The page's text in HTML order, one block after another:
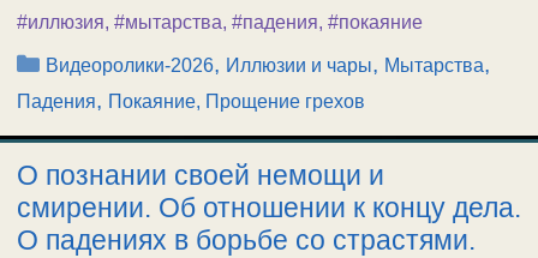
#иллюзия, #мытарства, #падения, #покаяние
Рубрики
Видеоролики-2026, Иллюзии и чары, Мытарства,
Падения, Покаяние, Прощение грехов
О познании своей немощи и
смирении. Об отношении к концу дела.
О падениях в борьбе со страстями.